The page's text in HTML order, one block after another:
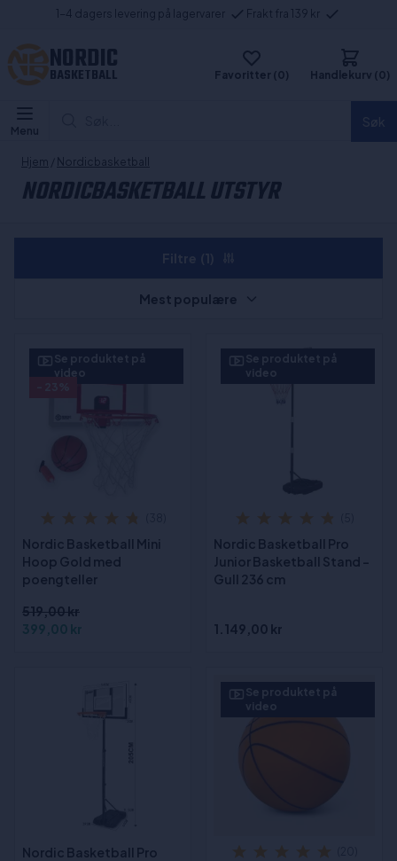
1-4 dagers levering på lagervarer Frakt fra 139 kr
NORDIC
BASKETBALL Favoritter (0) Handlekurv (0)
Menu
Hjem / Nordicbasketball
NORDICBASKETBALL UTSTYR
Se produktet på
video
Nordic Basketball Mini
Hoop Gold med
poengteller
519,00 kr
399,00 kr
Se produktet på
video
Nordic Basketball Pro
Junior Basketball Stand -
Gull 236 cm
1.149,00 kr
Nordic Basketball Pro
Se produktet på
video
Mest populære